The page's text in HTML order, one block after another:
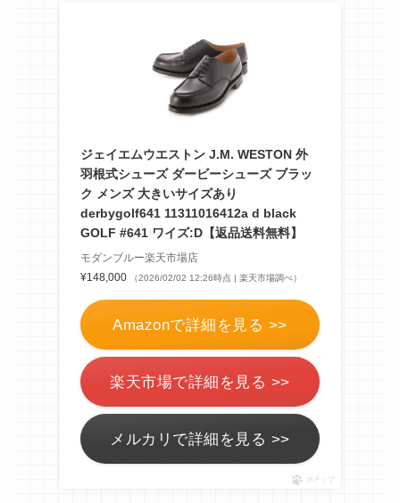
ジェイエムウエストン J.M. WESTON 外
羽根式シューズ ダービーシューズ ブラッ
ク メンズ 大きいサイズあり
derbygolf641 11311016412a d black
GOLF #641 ワイズ:D【返品送料無料】
モダンブルー楽天市場店
¥148,000
（2026/02/02 12:26時点 | 楽天市場調べ）
Amazonで詳細を見る >>
楽天市場で詳細を見る >>
メルカリで詳細を見る >>
ポチップ